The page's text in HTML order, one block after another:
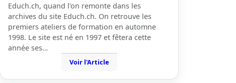
Educh.ch, quand l'on remonte dans les
archives du site Educh.ch. On retrouve les
premiers ateliers de formation en automne
1998. Le site est né en 1997 et fêtera cette
année ses…
Voir l'Article